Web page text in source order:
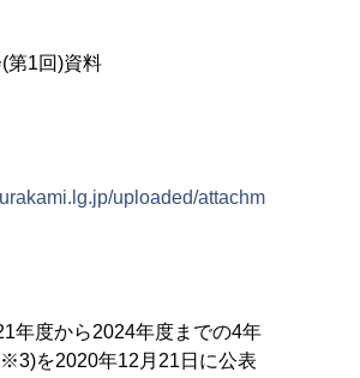
1回)資料
uploaded/attachm
年度から2024年度までの4年
を2020年12月21日に公表